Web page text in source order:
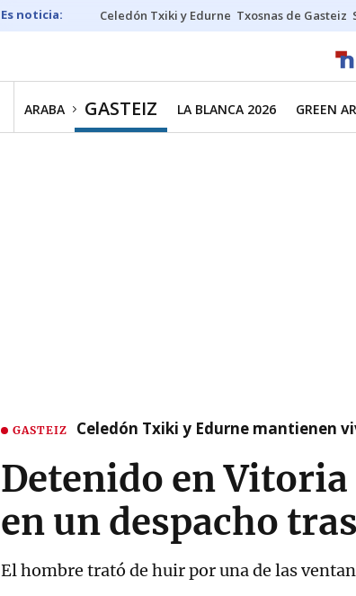
Celedón Txiki y Edurne Txosnas de Gasteiz
ARABA GASTEIZ LA BLANCA 2026 GREEN
GASTEIZ Celedón Txiki y Edurne mantienen
Detenido en
en un despacho
El hombre trató de huir por una de las